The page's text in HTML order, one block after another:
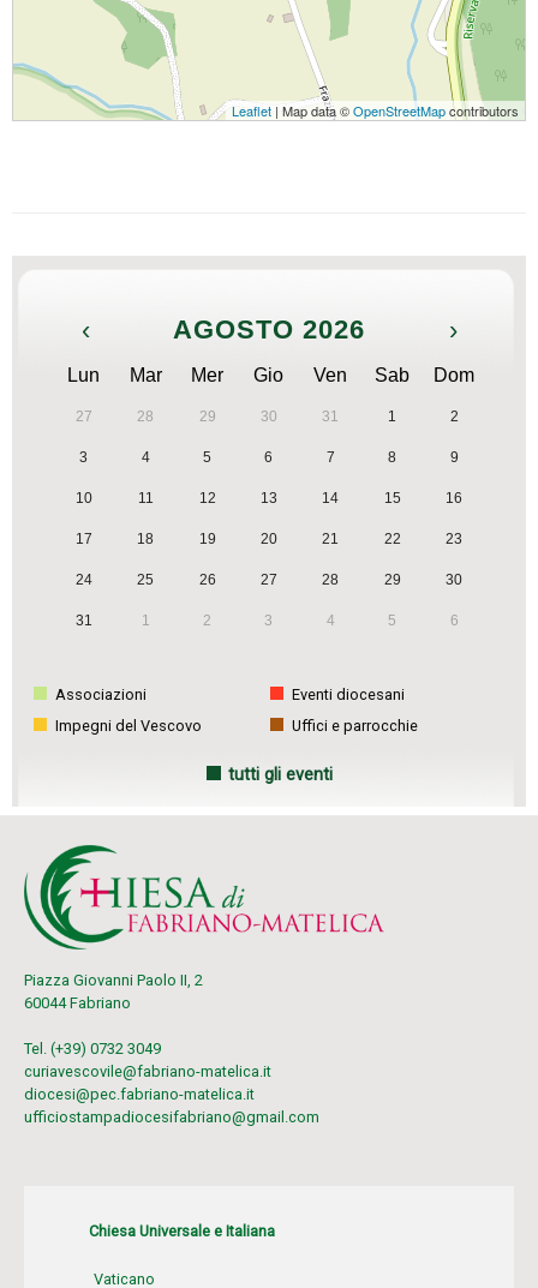
Leaflet | Map data ©OpenStreetMapcontributors
‹ AGOSTO 2026 ›
Lun Mar Mer Gio Ven Sab Dom
27 28 29 30 31 1 2
3 4 5 6 7 8 9
10 11 12 13 14 15 16
17 18 19 20 21 22 23
24 25 26 27 28 29 30
31 1 2 3 4 5 6
Associazioni
Eventi diocesani
Impegni del Vescovo
Uffici e parrocchie
tutti gli eventi
Piazza Giovanni Paolo II, 2
60044 Fabriano
Tel. (+39) 0732 3049
curiavescovile@fabriano-matelica.it
diocesi@pec.fabriano-matelica.it
ufficiostampadiocesifabriano@gmail.com
Chiesa Universale e Italiana
Vaticano